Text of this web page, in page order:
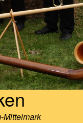
Mittelmark